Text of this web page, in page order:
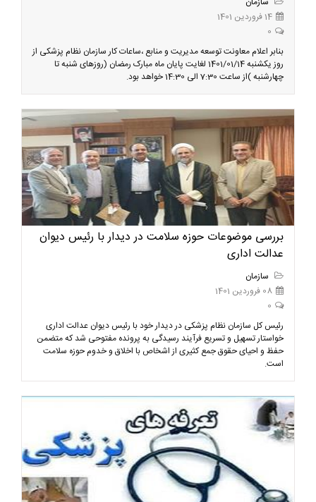
14 فروردین 1401
0
بنابر اعلام معاونت توسعه مدیریت و منابع ،ساعات کار سازمان نظام پزشکی از
روز یکشنبه 1401/01/14 لغایت پایان ماه مبارک رمضان (روزهای شنبه تا
چهارشنبه )از ساعت 7:30 الی 14:30 خواهد بود.
بررسی موضوعات حوزه سلامت در دیدار با رئیس دیوان
عدالت اداری
سازمان
08 فروردین 1401
0
رئیس کل سازمان نظام پزشکی در دیدار خود با رئیس دیوان عدالت اداری
خواستار تسهیل و تسریع فرآیند رسیدگی به پرونده مفتوحی شد که متضمن
حفظ و احیای حقوق جمع کثیری از اشخاص با اخلاق و خدوم حوزه سلامت
است.